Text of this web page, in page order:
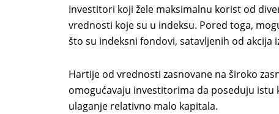
Investitori koji žele maksimalnu korist od
vrednosti koje su u indeksu. Pored toga,
što su indeksni fondovi, satavljenih od akcija
Hartije od vrednosti zasnovane na široko
omogućavaju investitorima da poseduju istu
ulaganje relativno malo kapitala.